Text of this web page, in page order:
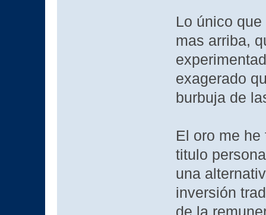
Lo único
mas arriba,
exagerado
burbuja de
El oro me
titulo
una
inversión
de la